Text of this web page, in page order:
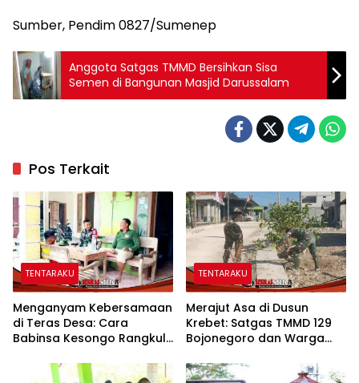
Sumber, Pendim 0827/Sumenep
Anggota Satgas TMMD Bersihkan Sisa
Semen di Bangunan Masjid Darussalam
Pos Terkait
TENTARAKU
Menganyam Kebersamaan
di Teras Desa: Cara
Babinsa Kesongo Rangkul
129 Bojonegoro
TENTARAKU
Merajut Asa di Dusun
Krebet: Satgas TMMD 129
Bojonegoro dan Warga